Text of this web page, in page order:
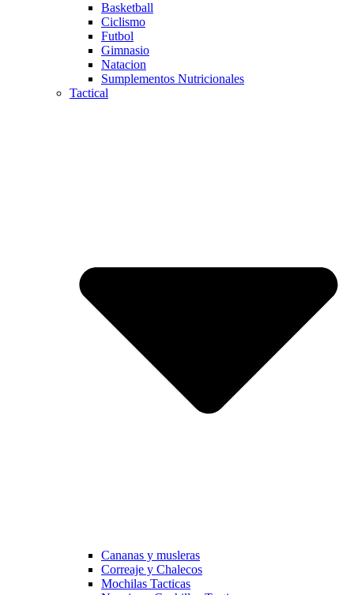
Basketball
Ciclismo
Futbol
Gimnasio
Natacion
Sumplementos Nutricionales
Tactical
Cananas y musleras
Correaje y Chalecos
Mochilas Tacticas